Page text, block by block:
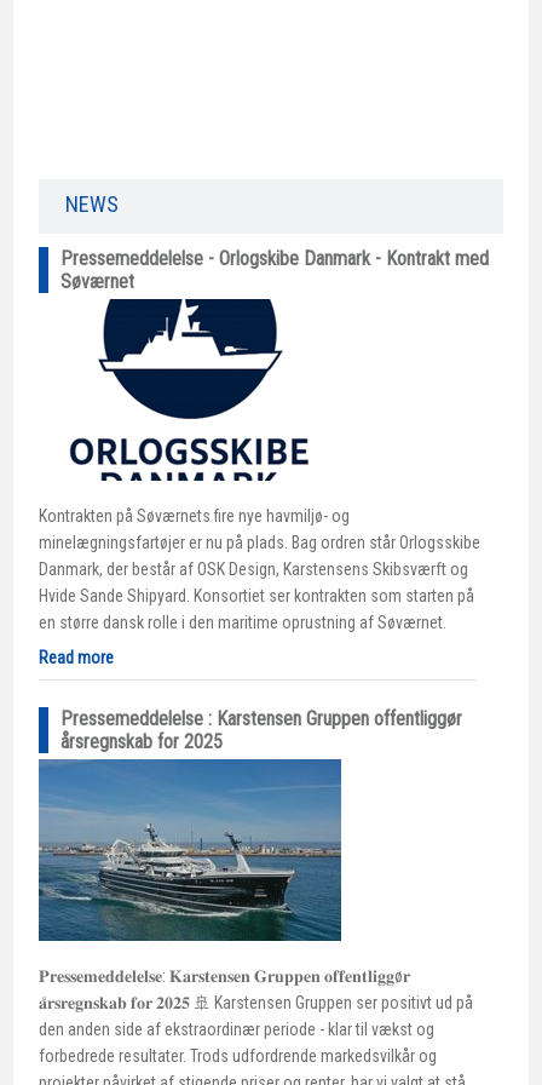
NEWS​
Pressemeddelelse - Orlogskibe Danmark - Kontrakt med
Søværnet
Kontrakten på Søværnets fire nye havmiljø- og
minelægningsfartøjer er nu på plads. Bag ordren står Orlogsskibe
Danmark, der består af OSK Design, Karstensens Skibsværft og
Hvide Sande Shipyard. Konsortiet ser kontrakten som starten på
en større dansk rolle i den maritime oprustning af Søværnet.
Read more
Pressemeddelelse : Karstensen Gruppen offentliggør
årsregnskab for 2025
𝐏𝐫𝐞𝐬𝐬𝐞𝐦𝐞𝐝𝐝𝐞𝐥𝐞𝐥𝐬𝐞: 𝐊𝐚𝐫𝐬𝐭𝐞𝐧𝐬𝐞𝐧 𝐆𝐫𝐮𝐩𝐩𝐞𝐧 𝐨𝐟𝐟𝐞𝐧𝐭𝐥𝐢𝐠𝐠ø𝐫
𝐚̊𝐫𝐬𝐫𝐞𝐠𝐧𝐬𝐤𝐚𝐛 𝐟𝐨𝐫 𝟐𝟎𝟐𝟓 🚢 Karstensen Gruppen ser positivt ud på
den anden side af ekstraordinær periode - klar til vækst og
forbedrede resultater. Trods udfordrende markedsvilkår og